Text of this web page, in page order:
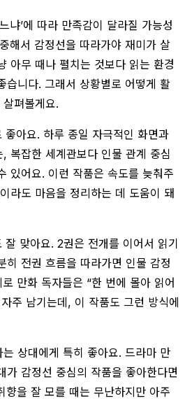
냐’에 따라 만족감이 달라질 가능성
해서 감정선을 따라가야 재미가 살
아무 때나 펼치는 것보다 읽는 환경
습니다. 그래서 상황별로 어떻게 활
펴볼게요.
좋아요. 하루 종일 자극적인 화면과
복잡한 세계관보다 인물 관계 중심
있어요. 이런 작품은 속도를 늦춰주
라도 마음을 정리하는 데 도움이 돼
잘 맞아요. 2권은 전개를 이어서 읽기
히 전권 흐름을 따라가면 인물 감정
만화 독자들은 “한 번에 몰아 읽어
주 남기는데, 이 작품도 그런 방식에
상대에게 특히 좋아요. 드라마 만
가 감정선 중심의 작품을 좋아한다면
향을 잘 모를 때는 무난하지만 아주